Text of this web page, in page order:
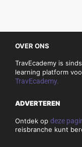
OVER ONS
TravEcademy is
learning platform
TravEcademy.
ADVERTEREN
Ontdek op deze
reisbranche kunt